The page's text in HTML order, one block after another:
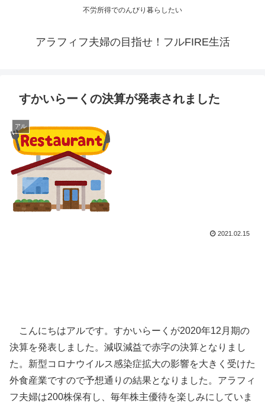
不労所得でのんびり暮らしたい
アラフィフ夫婦の目指せ！フルFIRE生活
すかいらーくの決算が発表されました
アル
2021.02.15
こんにちはアルです。すかいらーくが2020年12月期の
決算を発表しました。減収減益で赤字の決算となりまし
た。新型コロナウイルス感染症拡大の影響を大きく受けた
外食産業ですので予想通りの結果となりました。アラフィ
フ夫婦は200株保有し、毎年株主優待を楽しみにしていま